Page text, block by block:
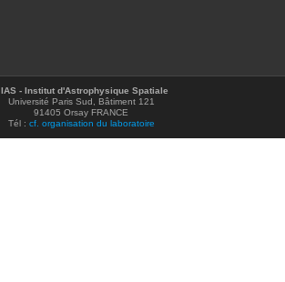
IAS - Institut d'Astrophysique Spatiale
Université Paris Sud, Bâtiment 121
91405 Orsay FRANCE
Tél : cf. organisation du laboratoire